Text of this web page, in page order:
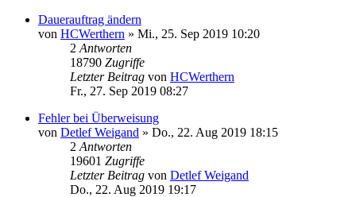
Dauerauftrag ändern
von HCWerthern » Mi., 25. Sep 2019 10:20
2 Antworten
18790 Zugriffe
Letzter Beitrag von HCWerthern
Fr., 27. Sep 2019 08:27
Fehler bei Überweisung
von Detlef Weigand » Do., 22. Aug 2019 18:15
2 Antworten
19601 Zugriffe
Letzter Beitrag von Detlef Weigand
Do., 22. Aug 2019 19:17